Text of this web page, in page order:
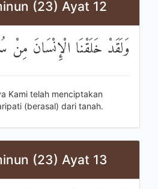
(23) Ayat 12
وَلَقَدْ خَلَقْنَا الْإِنْسَانَ
Kami telah menciptakan
(berasal) dari tanah.
(23) Ayat 13